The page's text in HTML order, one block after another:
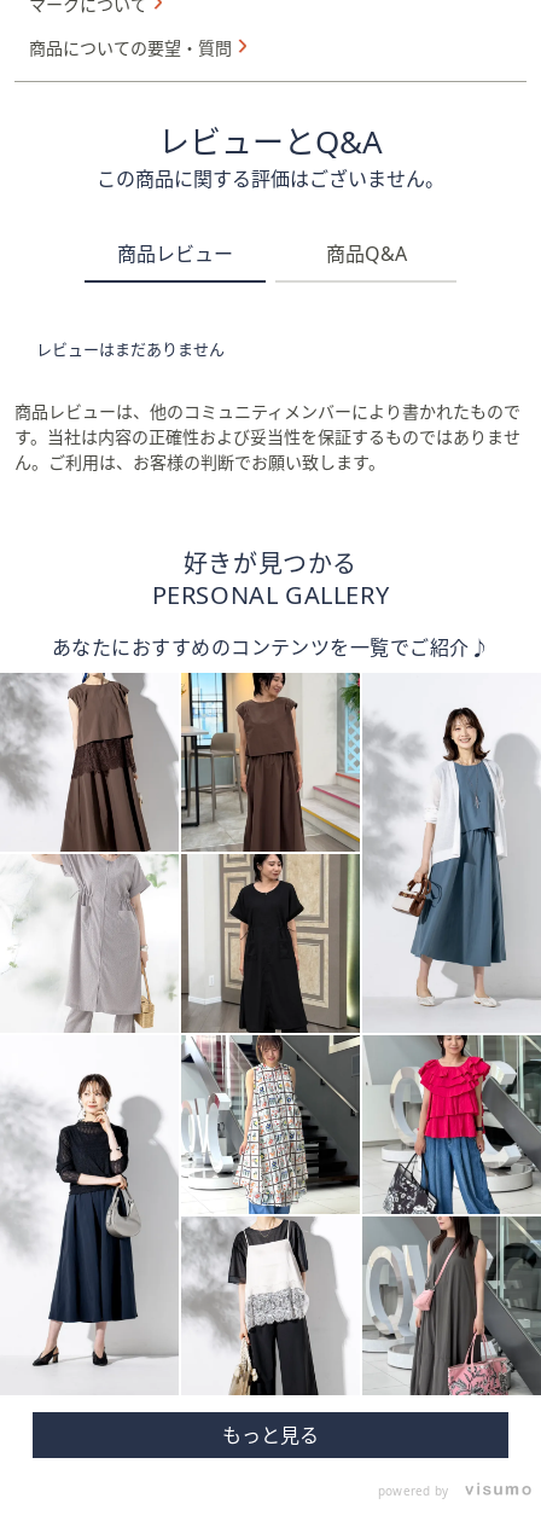
商品についての要望・質問
レビューとQ&A
この商品に関する評価はございません。
商品レビュー 商品Q&A
レビューはまだありません
商品レビューは、他のコミュニティメンバーにより書かれたもので
す。当社は内容の正確性および妥当性を保証するものではありませ
ん。ご利用は、お客様の判断でお願い致します。
好きが見つかる
PERSONAL GALLERY
あなたにおすすめのコンテンツを一覧でご紹介♪
powered by